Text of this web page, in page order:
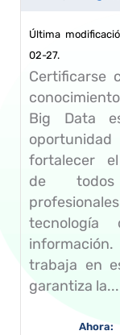
Última
02-27.
Certificarse
Big Data
fortalecer
de
tecnología
información.
trabaja en
garantiza la...